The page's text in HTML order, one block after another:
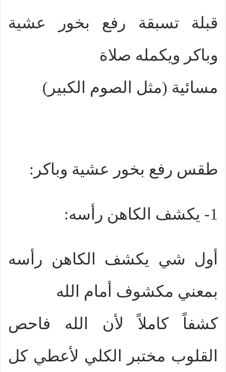
قبلة تسبقة رفع بخور عشية
وباكر ويكمله صلاة
مسائية (مثل الصوم الكبير)
طقس رفع بخور عشية وباكر:
1- يكشف الكاهن رأسه:
أول شي يكشف الكاهن رأسه
بمعني مكشوف أمام الله
كشفاً كاملاً لأن الله فاحص
القلوب مختبر الكلي لأعطي كل